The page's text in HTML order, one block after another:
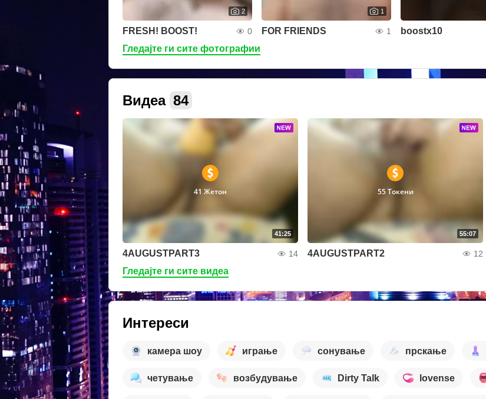
2
FRESH! BOOST! 0
1
FOR FRIENDS 1 boostx10
Гледајте ги сите фотографии
Видеа 84
41:25
41 Жетон
4AUGUSTPART3 14
55:07
55 Токени
4AUGUSTPART2 12
Гледајте ги сите видеа
Интереси
камера шоу играње сонување прскање
четување возбудување Dirty Talk lovense